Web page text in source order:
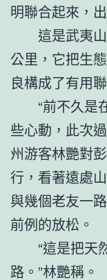
明聯合起來，
這是武夷
公里，它把生
良構成了有用
“前不久是
些心動，此次
州游客林艷對
行，看著遠處
與幾個老友一
前例的放松。
“這是把天
路。”林艷稱。